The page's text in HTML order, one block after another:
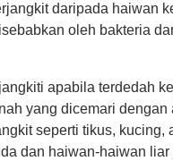
daripada haiwan
oleh bakteria
apabila terdedah
yang dicemari dengan
seperti tikus, kucing,
dan haiwan-haiwan liar